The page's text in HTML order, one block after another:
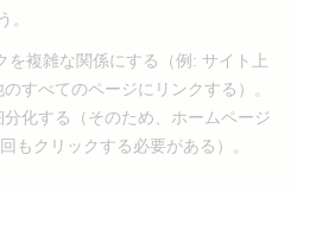
。
を複雑な関係にする（例: サイト上
すべてのページにリンクする）。
化する（そのため、ホームページ
もクリックする必要がある）。